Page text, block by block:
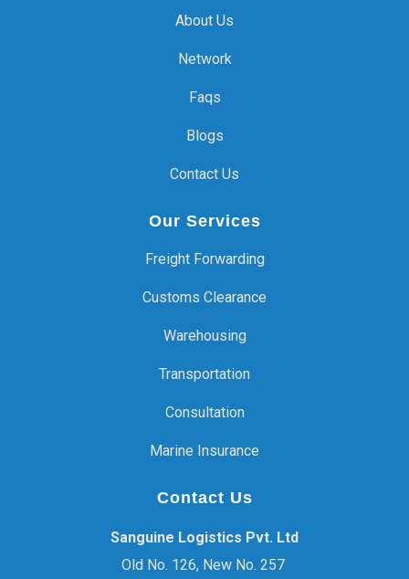
About Us
Network
Faqs
Blogs
Contact Us
Our Services
Freight Forwarding
Customs Clearance
Warehousing
Transportation
Consultation
Marine Insurance
Contact Us
Sanguine Logistics Pvt. Ltd
Old No. 126, New No. 257